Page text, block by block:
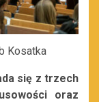
Kosatka
się z trzech
oraz